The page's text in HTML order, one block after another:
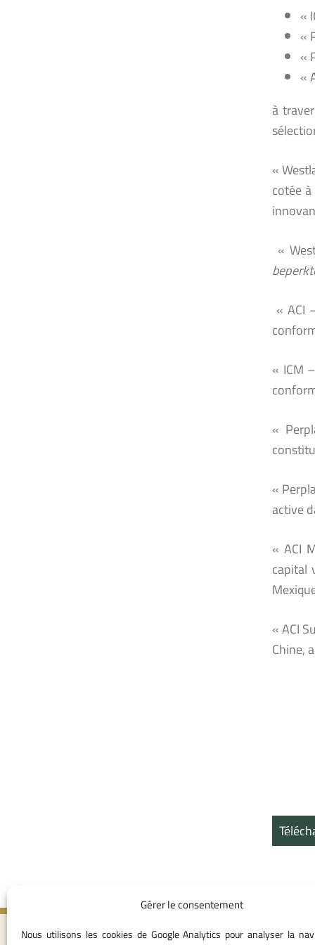
Gérer le consentement
Nous utilisons les cookies de Google Analytics pour analyser la
«
«
«
«
à
«
cotée
«
« ACI
« ICM
«
«
active
« ACI
capital
« ACI
Chine,